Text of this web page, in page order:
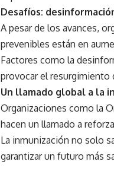
Desafíos:
A pesar de los avances,
prevenibles están en
Factores como la
provocar el resurgimiento
Un llamado global a la
Organizaciones como la
hacen un llamado a
La inmunización no solo
garantizar un futuro más